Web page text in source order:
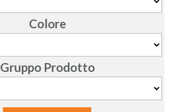
Colore
Gruppo Prodotto